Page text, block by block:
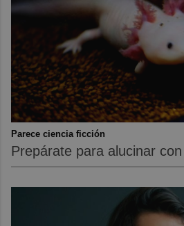
Parece ciencia ficción
Prepárate para alucinar